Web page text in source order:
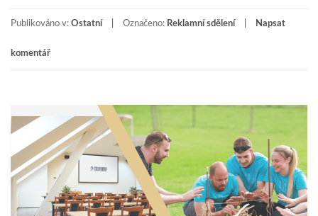
Publikováno v: Ostatní Označeno: Reklamní sdělení Napsat
komentář